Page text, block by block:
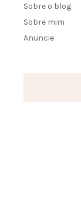
Sobre o blog
Sobre mim
Anuncie